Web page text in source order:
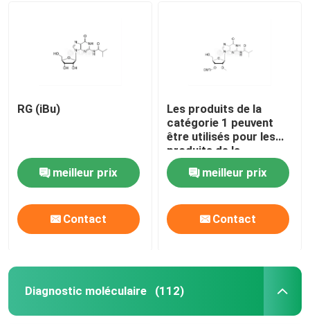
RG (iBu)
meilleur prix
Contact
Les produits de la
catégorie 1 peuvent
être utilisés pour les
produits de la
catégorie 1 ou 2
meilleur prix
Contact
Diagnostic moléculaire (112)